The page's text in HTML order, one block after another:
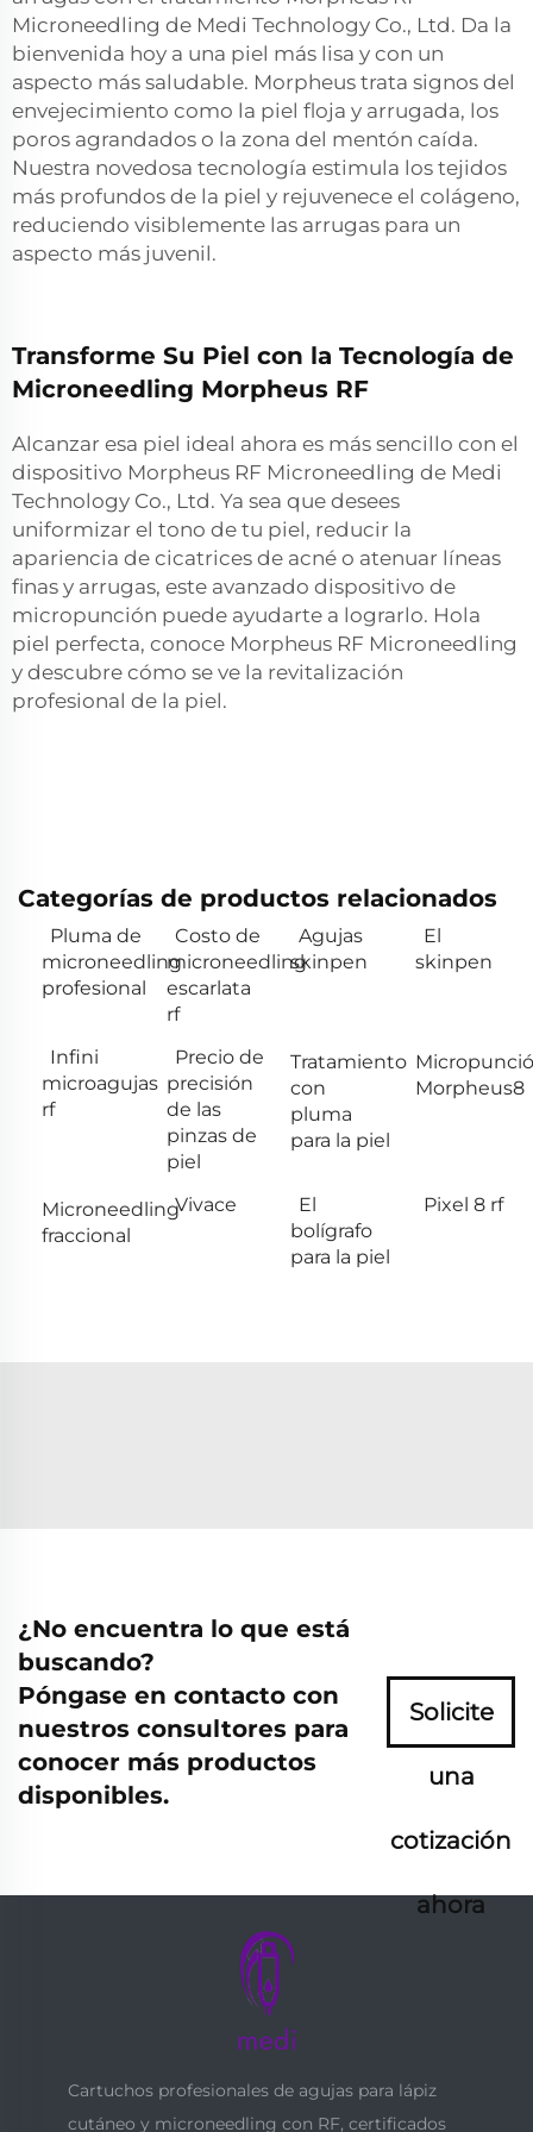
Microneedling de Medi Technology Co., Ltd. Da la
bienvenida hoy a una piel más lisa y con un
aspecto más saludable. Morpheus trata signos del
envejecimiento como la piel floja y arrugada, los
poros agrandados o la zona del mentón caída.
Nuestra novedosa tecnología estimula los tejidos
más profundos de la piel y rejuvenece el colágeno,
reduciendo visiblemente las arrugas para un
aspecto más juvenil.
Transforme Su Piel con la Tecnología de
Microneedling Morpheus RF
Alcanzar esa piel ideal ahora es más sencillo con el
dispositivo Morpheus RF Microneedling de Medi
Technology Co., Ltd. Ya sea que desees
uniformizar el tono de tu piel, reducir la
apariencia de cicatrices de acné o atenuar líneas
finas y arrugas, este avanzado dispositivo de
micropunción puede ayudarte a lograrlo. Hola
piel perfecta, conoce Morpheus RF Microneedling
y descubre cómo se ve la revitalización
profesional de la piel.
Categorías de productos relacionados
Pluma de
microneedling
profesional
Costo de
microneedling
escarlata
rf
Agujas
skinpen
El
skinpen
Infini
microagujas
rf
Precio de
precisión
de las
pinzas de
piel
Tratamiento
con
pluma
para la piel
Morpheus8
Microneedling
fraccional
Vivace
El
bolígrafo
para la piel
Pixel 8 rf
¿No encuentra lo que está
buscando?
Póngase en contacto con
nuestros consultores para
conocer más productos
disponibles.
Solicite
una
cotización
ahora
Cartuchos profesionales de agujas para lápiz
cutáneo y microneedling con RF, certificados